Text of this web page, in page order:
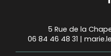
5 Rue de la
06 84 46 48 31 |